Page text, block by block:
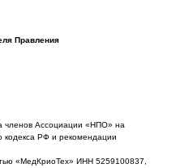
Правления
членов Ассоциации «НПО» на
кодекса РФ и рекомендации
«МедКриоТех» ИНН 5259100837,